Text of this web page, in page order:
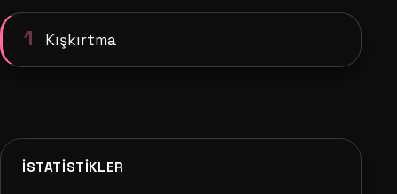
1 Kışkırtma
İSTATISTIKLER